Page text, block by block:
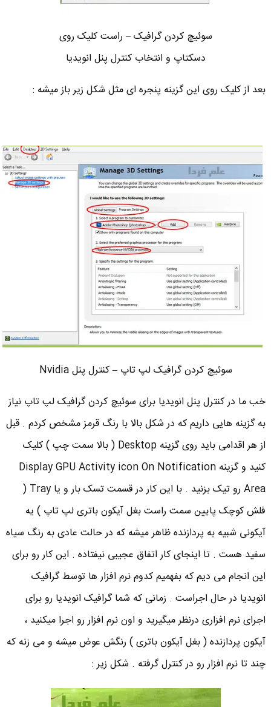
سوئیچ کردن گرافیک – راست کلیک روی
دسکتاپ و انتخاب کنترل پنل انویدیا
بعد از کلیک روی این گزینه پنجره ای مثل شکل زیر باز میشه :
سوئیچ کردن گرافیک لپ تاپ – کنترل پنل Nvidia
خب ما در کنترل پنل انویدیا برای سوئیچ کردن گرافیک لپ تاپ نیاز
به گزینه هایی داریم که در شکل بالا با رنگ قرمز مشخص کردم . قبل
از هر اقدامی باید روی گزینه Desktop ( بالا سمت چپ ) کلیک
کنید و گزینه Display GPU Activity icon On Notification
Area رو تیک بزنید . با این کار در قسمت تسک بار و یا Tray (
فلش کوچک پایین سمت راست بغل آیکون باتری لپ تاپ ) یه
آیکونی شبیه به پردازنده ظاهر میشه که در حالت عادی به رنگ سیاه
سفید هست . تا اینجای کار اتفاق عجیبی نیفتاده . این کار رو برای
این انجام می دیم که بفهمیم کدوم نرم افزار ها توسط گرافیک
انویدیا در حال اجراست . زمانی که شما گرافیک انویدیا رو برای
اجرای نرم افزاری درنظر میگیرید و اون نرم افزار رو اجرا میکنید ،
آیکون پردازنده ( بغل آیکون باتری ) رنگش عوض میشه و می زنه که
چند تا نرم افزار رو در کنترل گرفته . شکل زیر :